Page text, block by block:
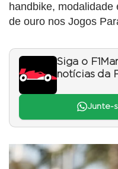
handbike,
de ouro nos Jogos
Siga o
notícias da
Junte-